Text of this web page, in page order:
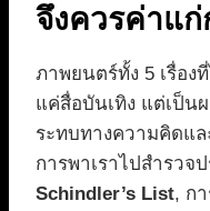
จึงควรค่าแ
ภาพยนตร์ทั้ง 5 เรื่อง
แค่สื่อบันเทิง แต่เป็น
ระทบทางความคิดแ
การพาเราไปสำรวจ
Schindler’s List, ก